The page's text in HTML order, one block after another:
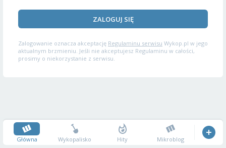
ZALOGUJ SIĘ
Zalogowanie oznacza akceptację Regulaminu serwisu Wykop.pl w jego
aktualnym brzmieniu. Jeśli nie akceptujesz Regulaminu w całości,
prosimy o niekorzystanie z serwisu.
Główna Wykopalisko Hity Mikroblog